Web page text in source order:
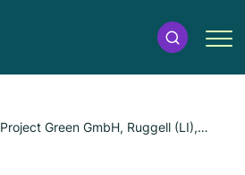
Project Green GmbH, Ruggell (LI),